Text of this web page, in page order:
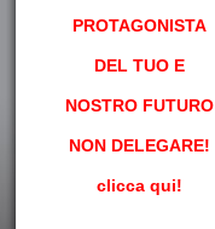
PROTAGONISTA
DEL TUO E
NOSTRO FUTURO
NON DELEGARE!
clicca qui!